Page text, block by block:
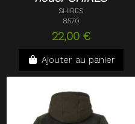
SHIRES
8570
22,00 €
Ajouter au panier